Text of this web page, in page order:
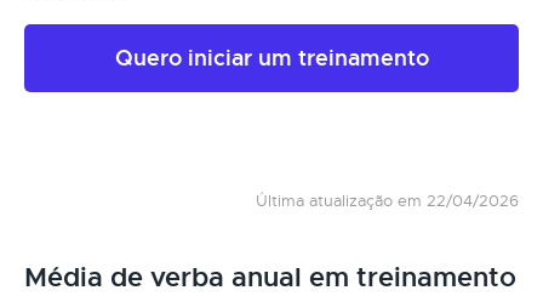
Quero iniciar um treinamento
Última atualização em 22/04/2026
Média de verba anual em treinamento